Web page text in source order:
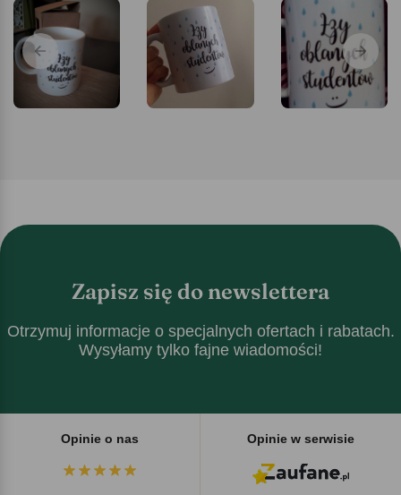
Zapisz się do newslettera
Otrzymuj informacje o specjalnych ofertach i rabatach.
Wysyłamy tylko fajne wiadomości!
Opinie o nas Opinie w serwisie